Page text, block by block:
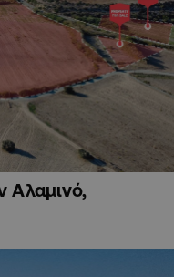
Αλαμινό,